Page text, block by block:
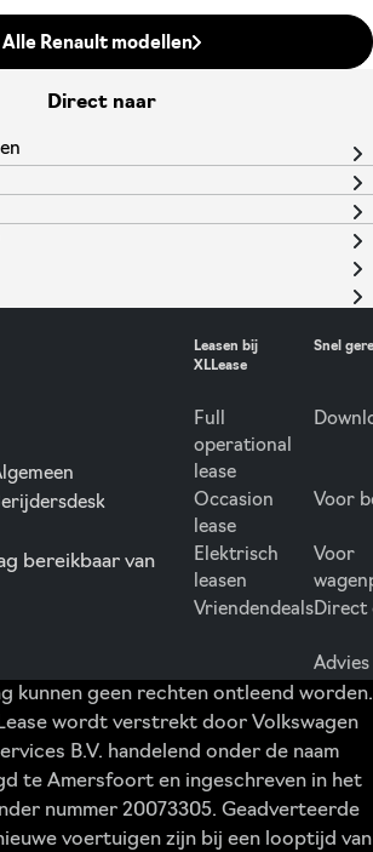
Alle Renault modellen
Direct naar
bereikbaar van
Leasen bij
XLLease
Full
operational
lease
Occasion
lease
Elektrisch
leasen
Vriendendeals
Snel
Voor
Voor
Direct
kunnen geen rechten ontleend worden.
wordt verstrekt door Volkswagen
B.V. handelend onder de naam
te Amersfoort en ingeschreven in het
nummer 20073305. Geadverteerde
voertuigen zijn bij een looptijd van